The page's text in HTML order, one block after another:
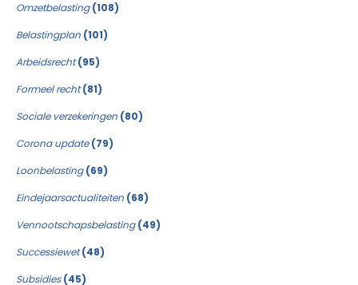
Omzetbelasting(108)
Belastingplan (101)
Arbeidsrecht(95)
Formeel recht(81)
Sociale verzekeringen (80)
Corona update(79)
Loonbelasting(69)
Eindejaarsactualiteiten (68)
Vennootschapsbelasting(49)
Successiewet(48)
Subsidies(45)